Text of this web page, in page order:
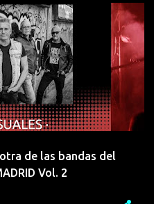
otra de las bandas del
Vol. 2
+ 2